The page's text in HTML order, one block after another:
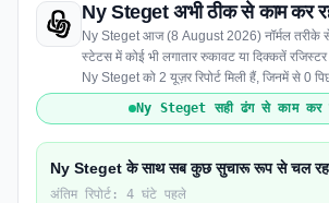
Ny Steget अभी ठीक से काम कर
Ny Steget आज (8 August 2026) नॉर्मल तरीके
स्टेटस में कोई भी लगातार रुकावट या दिक्कतें
Ny Steget को 2 यूज़र रिपोर्ट मिली हैं, जिनमें से 0
Ny Steget सही ढंग से काम कर
Ny Steget के साथ सब कुछ सुचारू रूप से चल
अंतिम रिपोर्ट: 4 घंटे पहले